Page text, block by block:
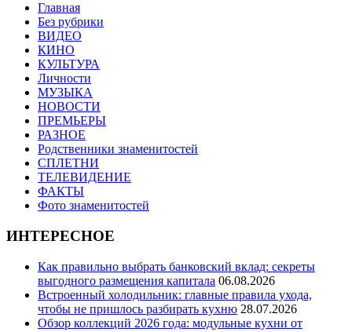
Главная
Без рубрики
ВИДЕО
КИНО
КУЛЬТУРА
Личности
МУЗЫКА
НОВОСТИ
ПРЕМЬЕРЫ
РАЗНОЕ
Родственники знаменитостей
СПЛЕТНИ
ТЕЛЕВИДЕНИЕ
ФАКТЫ
Фото знаменитостей
ИНТЕРЕСНОЕ
Как правильно выбрать банковский вклад: секреты
выгодного размещения капитала 06.08.2026
Встроенный холодильник: главные правила ухода,
чтобы не пришлось разбирать кухню 28.07.2026
Обзор коллекций 2026 года: модульные кухни от